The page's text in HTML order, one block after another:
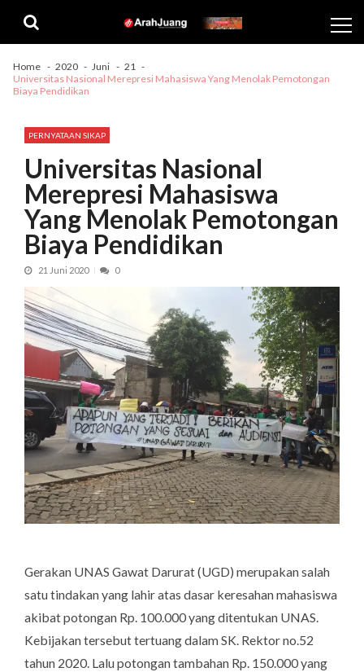
navigation
content
Home 2020 Juni
21
Universitas Nasional Merepresi Mahasiswa Yang Menolak Pemotongan
Biaya Pendidikan
PERNYATAAN SIKAP
Universitas Nasional
Merepresi Mahasiswa
Yang Menolak Pemotongan
Biaya Pendidikan
21 Juni 2020 0
Gerakan UNAS Gawat Darurat (UGD) merupakan salah
satu tindakan yang lahir atas dasar keresahan mahasiswa
akibat potongan Rp. 100.000 yang ditentukan UNAS.
Kebijakan tersebut tertuang dalam SK. Rektor no.52
tahun 2020. Lalu potongan tambahan Rp. 150.000 yang